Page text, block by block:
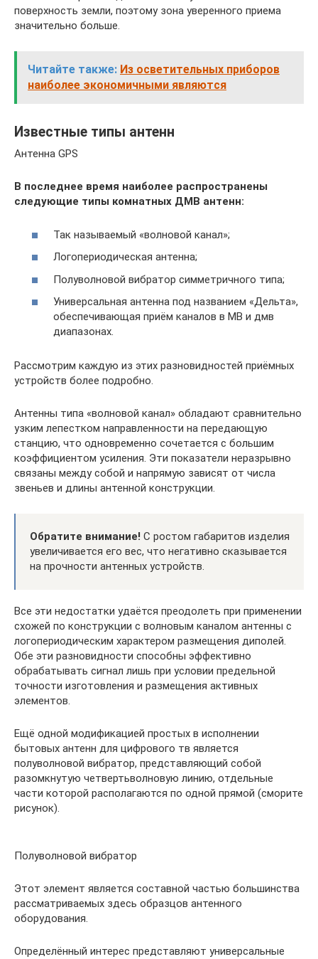
поверхность земли, поэтому зона уверенного приема
значительно больше.
Читайте также: Из осветительных приборов
наиболее экономичными являются
Известные типы антенн
Антенна GPS
В последнее время наиболее распространены
следующие типы комнатных ДМВ антенн:
Так называемый «волновой канал»;
Логопериодическая антенна;
Полуволновой вибратор симметричного типа;
Универсальная антенна под названием «Дельта»,
обеспечивающая приём каналов в МВ и дмв
диапазонах.
Рассмотрим каждую из этих разновидностей приёмных
устройств более подробно.
Антенны типа «волновой канал» обладают сравнительно
узким лепестком направленности на передающую
станцию, что одновременно сочетается с большим
коэффициентом усиления. Эти показатели неразрывно
связаны между собой и напрямую зависят от числа
звеньев и длины антенной конструкции.
Обратите внимание! С ростом габаритов изделия
увеличивается его вес, что негативно сказывается
на прочности антенных устройств.
Все эти недостатки удаётся преодолеть при применении
схожей по конструкции с волновым каналом антенны с
логопериодическим характером размещения диполей.
Обе эти разновидности способны эффективно
обрабатывать сигнал лишь при условии предельной
точности изготовления и размещения активных
элементов.
Ещё одной модификацией простых в исполнении
бытовых антенн для цифрового тв является
полуволновой вибратор, представляющий собой
разомкнутую четвертьволновую линию, отдельные
части которой располагаются по одной прямой (сморите
рисунок).
Полуволновой вибратор
Этот элемент является составной частью большинства
рассматриваемых здесь образцов антенного
оборудования.
Определённый интерес представляют универсальные